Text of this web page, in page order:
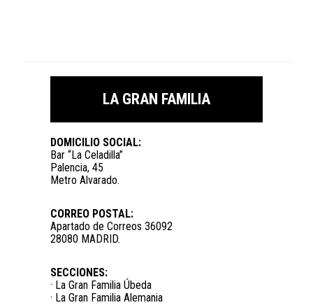
LA GRAN FAMILIA
DOMICILIO SOCIAL:
Bar “La Celadilla”
Palencia, 45
Metro Alvarado.
CORREO POSTAL:
Apartado de Correos 36092
28080 MADRID.
SECCIONES:
· La Gran Familia Úbeda
· La Gran Familia Alemania